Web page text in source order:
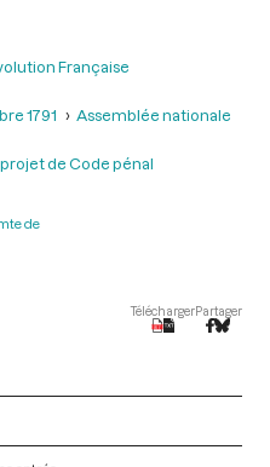
Française
1791
Assemblée nationale
de Code pénal
de
TéléchargerPartager